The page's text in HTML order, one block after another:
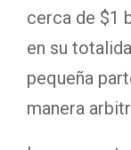
cerca de $1
en su
pequeña
manera